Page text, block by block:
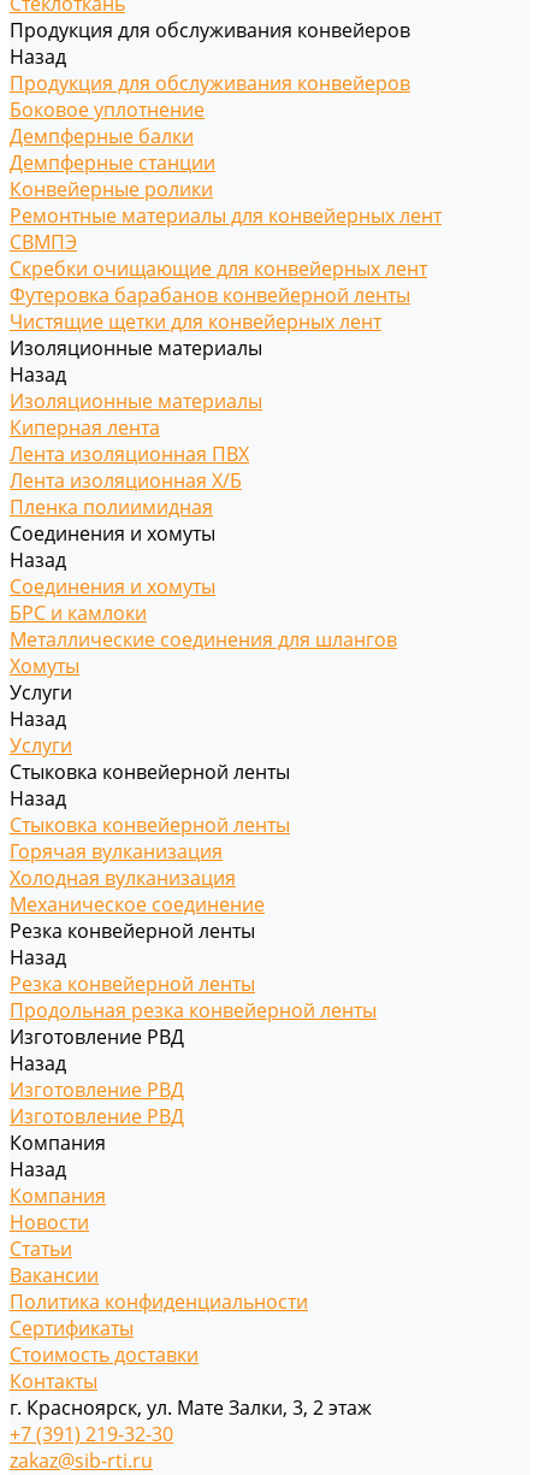
Продукция для обслуживания конвейеров
Назад
Продукция для обслуживания конвейеров
Боковое уплотнение
Демпферные балки
Демпферные станции
Конвейерные ролики
Ремонтные материалы для конвейерных лент
СВМПЭ
Скребки очищающие для конвейерных лент
Футеровка барабанов конвейерной ленты
Чистящие щетки для конвейерных лент
Изоляционные материалы
Назад
Изоляционные материалы
Киперная лента
Лента изоляционная ПВХ
Лента изоляционная Х/Б
Пленка полиимидная
Соединения и хомуты
Назад
Соединения и хомуты
БРС и камлоки
Металлические соединения для шлангов
Хомуты
Услуги
Назад
Услуги
Стыковка конвейерной ленты
Назад
Стыковка конвейерной ленты
Горячая вулканизация
Холодная вулканизация
Механическое соединение
Резка конвейерной ленты
Назад
Резка конвейерной ленты
Продольная резка конвейерной ленты
Изготовление РВД
Назад
Изготовление РВД
Изготовление РВД
Компания
Назад
Компания
Новости
Статьи
Вакансии
Политика конфиденциальности
Сертификаты
Стоимость доставки
Контакты
г. Красноярск, ул. Мате Залки, 3, 2 этаж
+7 (391) 219-32-30
zakaz@sib-rti.ru